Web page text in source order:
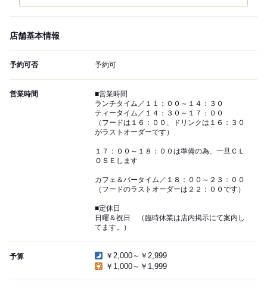
店舗基本情報
予約可否 予約可
営業時間
■営業時間
ランチタイム／１１：００～１４：３０
ティータイム／１４：３０～１７：００
（フードは１６：００、ドリンクは１６：３０
がラストオーダーです）
１７：００～１８：００は準備の為、一旦ＣＬ
ＯＳＥします
カフェ＆バータイム／１８：００～２３：００
（フードのラストオーダーは２２：００です）
■定休日
日曜＆祝日 （臨時休業は店内掲示にて案内し
てます。）
予算
￥2,000～￥2,999
￥1,000～￥1,999